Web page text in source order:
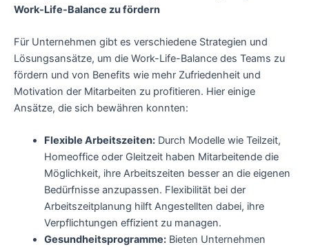
Work-Life-Balance zu fördern
Für Unternehmen gibt es verschiedene Strategien und
Lösungsansätze, um die Work-Life-Balance des Teams zu
fördern und von Benefits wie mehr Zufriedenheit und
Motivation der Mitarbeiten zu profitieren. Hier einige
Ansätze, die sich bewähren konnten:
Flexible Arbeitszeiten:Durch Modelle wie Teilzeit,
Homeoffice oder Gleitzeit haben Mitarbeitende die
Möglichkeit, ihre Arbeitszeiten besser an die eigenen
Bedürfnisse anzupassen. Flexibilität bei der
Arbeitszeitplanung hilft Angestellten dabei, ihre
Verpflichtungen effizient zu managen.
Gesundheitsprogramme:Bieten Unternehmen